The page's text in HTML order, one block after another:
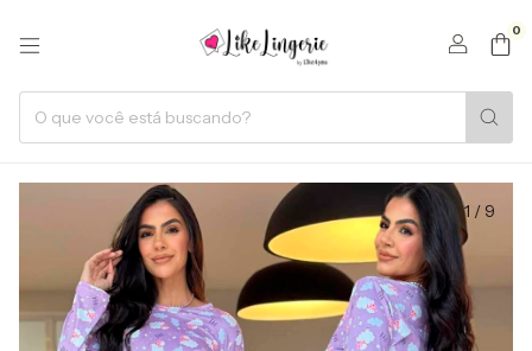
0
1 / 9